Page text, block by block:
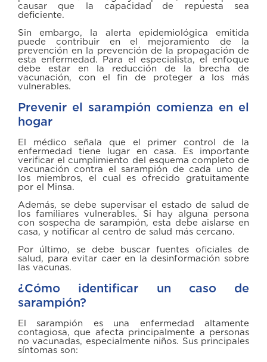
causar que la capacidad de repuesta sea
deficiente.
Sin embargo, la alerta epidemiológica emitida
puede contribuir en el mejoramiento de la
prevención en la prevención de la propagación de
esta enfermedad. Para el especialista, el enfoque
debe estar en la reducción de la brecha de
vacunación, con el fin de proteger a los más
vulnerables.
Prevenir el sarampión comienza en el
hogar
El médico señala que el primer control de la
enfermedad tiene lugar en casa. Es importante
verificar el cumplimiento del esquema completo de
vacunación contra el sarampión de cada uno de
los miembros, el cual es ofrecido gratuitamente
por el Minsa.
Además, se debe supervisar el estado de salud de
los familiares vulnerables. Si hay alguna persona
con sospecha de sarampión, esta debe aislarse en
casa, y notificar al centro de salud más cercano.
Por último, se debe buscar fuentes oficiales de
salud, para evitar caer en la desinformación sobre
las vacunas.
¿Cómo identificar un caso de
sarampión?
El sarampión es una enfermedad altamente
contagiosa, que afecta principalmente a personas
no vacunadas, especialmente niños. Sus principales
síntomas son: